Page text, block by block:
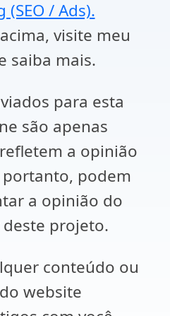
/ Ads).
visite meu
saiba mais.
para esta
são apenas
a opinião
portanto, podem
a opinião do
projeto.
conteúdo ou
website